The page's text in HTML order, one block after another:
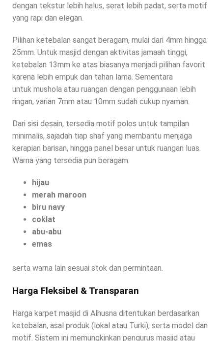
dengan tekstur lebih halus, serat lebih padat, serta motif
yang rapi dan elegan.
Pilihan ketebalan sangat beragam, mulai dari 4mm hingga
25mm. Untuk masjid dengan aktivitas jamaah tinggi,
ketebalan 13mm ke atas biasanya menjadi pilihan favorit
karena lebih empuk dan tahan lama. Sementara
untuk mushola atau ruangan dengan penggunaan lebih
ringan, varian 7mm atau 10mm sudah cukup nyaman.
Dari sisi desain, tersedia motif polos untuk tampilan
minimalis, sajadah tiap shaf yang membantu menjaga
kerapian barisan, hingga panel besar untuk ruangan luas.
Warna yang tersedia pun beragam:
hijau
merah maroon
biru navy
coklat
abu-abu
emas
serta warna lain sesuai stok dan permintaan.
Harga Fleksibel & Transparan
Harga karpet masjid di Alhusna ditentukan berdasarkan
ketebalan, asal produk (lokal atau Turki), serta model dan
motif. Sistem ini memungkinkan pengurus masjid atau